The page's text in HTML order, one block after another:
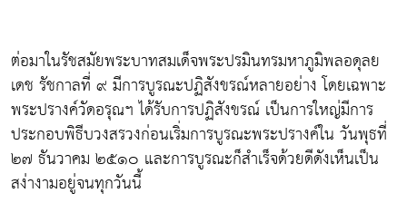
ต่อมาในรัชสมัยพระบาทสมเด็จพระปรมินทรมหาภูมิพลอดุลย
เดช รัชกาลที่ ๙ มีการบูรณะปฏิสังขรณ์หลายอย่าง โดยเฉพาะ
พระปรางค์วัดอรุณฯ ได้รับการปฏิสังขรณ์ เป็นการใหญ่มีการ
ประกอบพิธีบวงสรวงก่อนเริ่มการบูรณะพระปรางค์ใน วันพุธที่
๒๗ ธันวาคม ๒๕๑๐ และการบูรณะก็สำเร็จด้วยดีดังเห็นเป็น
สง่างามอยู่จนทุกวันนี้